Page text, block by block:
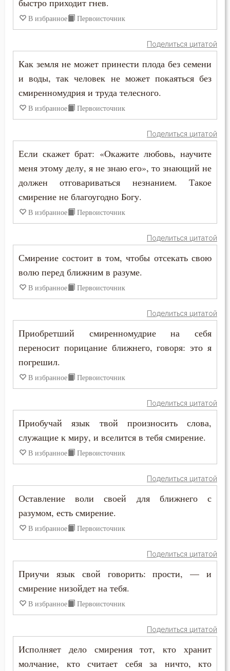
Монастырь
Мудрость
Мысли
Мытарство
Ненависть
Нерадение
Нищета
Обличение
Память
Печаль
Печаль по Богу
Плоть
Подвижничество
Подготовка к смерти
Позор
быстро приходит гнев.
В избранное Первоисточник
Поделиться цитатой
Как земля не может принести плода без семени
и воды, так человек не может покаяться без
смиренномудрия и труда телесного.
В избранное Первоисточник
Поделиться цитатой
Если скажет брат: «Окажите любовь, научите
меня этому делу, я не знаю его», то знающий не
должен отговариваться незнанием. Такое
смирение не благоугодно Богу.
В избранное Первоисточник
Поделиться цитатой
Смирение состоит в том, чтобы отсекать свою
волю перед ближним в разуме.
В избранное Первоисточник
Поделиться цитатой
Приобретший смиренномудрие на себя
переносит порицание ближнего, говоря: это я
погрешил.
В избранное Первоисточник
Поделиться цитатой
Приобучай язык твой произносить слова,
служащие к миру, и вселится в тебя смирение.
В избранное Первоисточник
Поделиться цитатой
Оставление воли своей для ближнего с
разумом, есть смирение.
В избранное Первоисточник
Поделиться цитатой
Приучи язык свой говорить: прости, — и
смирение низойдет на тебя.
В избранное Первоисточник
Поделиться цитатой
Исполняет дело смирения тот, кто хранит
молчание, кто считает себя за ничто, кто